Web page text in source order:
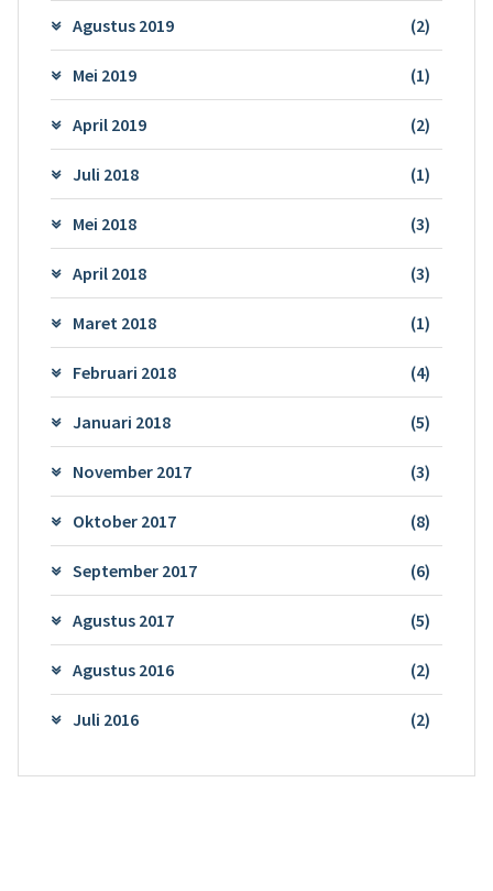
Agustus 2019 (2)
Mei 2019 (1)
April 2019 (2)
Juli 2018 (1)
Mei 2018 (3)
April 2018 (3)
Maret 2018 (1)
Februari 2018 (4)
Januari 2018 (5)
November 2017 (3)
Oktober 2017 (8)
September 2017 (6)
Agustus 2017 (5)
Agustus 2016 (2)
Juli 2016 (2)